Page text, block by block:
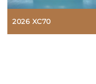
2026 XC70